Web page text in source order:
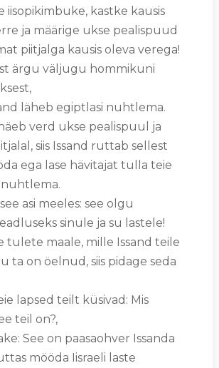
iisopikimbuke, kastke kausis
ja määrige ukse pealispuud
piitjalga kausis oleva verega!
ärgu väljugu hommikuni
läheb egiptlasi nuhtlema.
verd ukse pealispuul ja
siis Issand ruttab sellest
ega lase hävitajat tulla teie
nuhtlema.
asi meeles: see olgu
sinule ja su lastele!
tulete maale, mille Issand teile
ta on öelnud, siis pidage seda
lapsed teilt küsivad: Mis
teil on?,
See on paasaohver Issanda
mööda Iisraeli laste